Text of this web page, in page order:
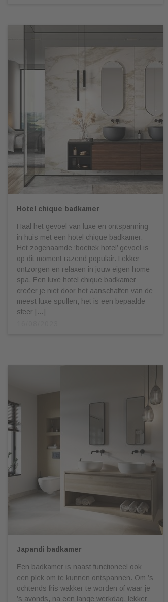
Hotel chique badkamer
Haal het gevoel van luxe en ontspanning
in huis met een hotel chique badkamer.
Het zogenaamde ‘boetiek hotel’ gevoel is
op dit moment razend populair. Lekker
ontzorgen en relaxen in jouw eigen home
spa. Een luxe hotel chique badkamer
creëer je niet door het aanschaffen van de
meest luxe spullen, het is een bepaalde
sfeer […]
Japandi badkamer
Een badkamer is naast functioneel ook
een plek om te kunnen ontspannen. Om ’s
ochtends fris wakker te worden of waar je
’s avonds, na een lange werkdag, lekker